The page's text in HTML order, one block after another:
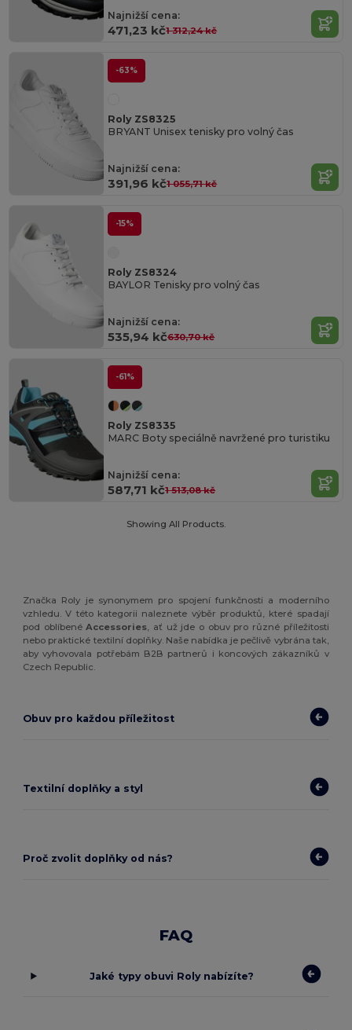
Najnižší cena:
471,23 kč1 312,24 kč
-63%
Roly ZS8325
BRYANT Unisex tenisky pro volný čas
Najnižší cena:
391,96 kč1 055,71 kč
-15%
Roly ZS8324
BAYLOR Tenisky pro volný čas
Najnižší cena:
535,94 kč630,70 kč
-61%
Roly ZS8335
MARC Boty speciálně navržené pro turistiku
Najnižší cena:
587,71 kč1 513,08 kč
Showing All Products.
Značka Roly je synonymem pro spojení funkčnosti a moderního
vzhledu. V této kategorii naleznete výběr produktů, které spadají
pod oblíbenéAccessories, ať už jde o obuv pro různé příležitosti
nebo praktické textilní doplňky. Naše nabídka je pečlivě vybrána tak,
aby vyhovovala potřebám B2B partnerů i koncových zákazníků v
Czech Republic.
Obuv pro každou příležitost
Textilní doplňky a styl
Proč zvolit doplňky od nás?
FAQ
Jaké typy obuvi Roly nabízíte?